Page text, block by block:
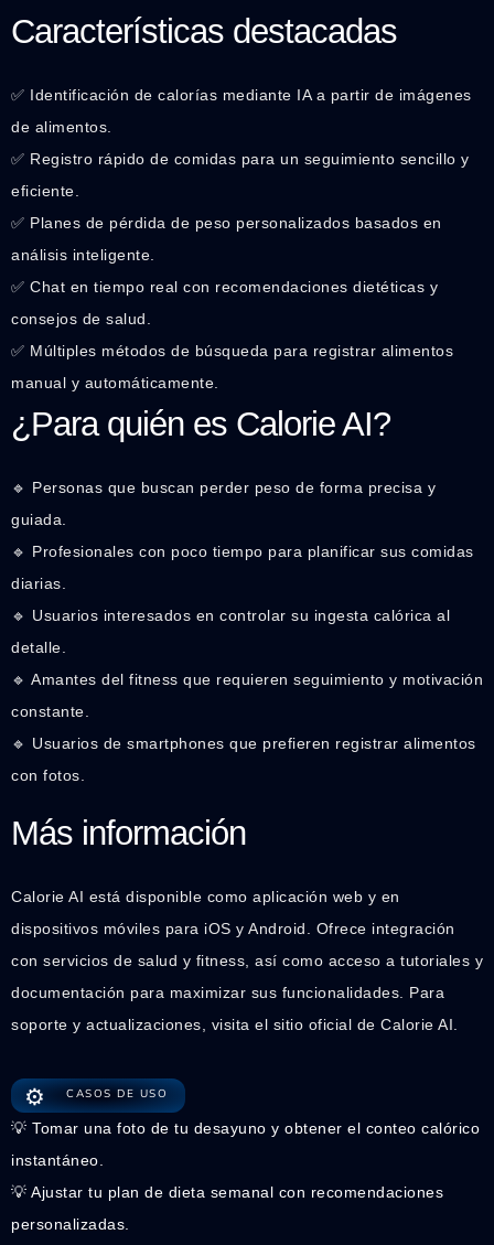
Características destacadas
✅ Identificación de calorías mediante IA a partir de imágenes
de alimentos.
✅ Registro rápido de comidas para un seguimiento sencillo y
eficiente.
✅ Planes de pérdida de peso personalizados basados en
análisis inteligente.
✅ Chat en tiempo real con recomendaciones dietéticas y
consejos de salud.
✅ Múltiples métodos de búsqueda para registrar alimentos
manual y automáticamente.
¿Para quién es Calorie AI?
🔹 Personas que buscan perder peso de forma precisa y
guiada.
🔹 Profesionales con poco tiempo para planificar sus comidas
diarias.
🔹 Usuarios interesados en controlar su ingesta calórica al
detalle.
🔹 Amantes del fitness que requieren seguimiento y motivación
constante.
🔹 Usuarios de smartphones que prefieren registrar alimentos
con fotos.
Más información
Calorie AI está disponible como aplicación web y en
dispositivos móviles para iOS y Android. Ofrece integración
con servicios de salud y fitness, así como acceso a tutoriales y
documentación para maximizar sus funcionalidades. Para
soporte y actualizaciones, visita el sitio oficial de Calorie AI.
⚙️ CASOS DE USO
💡 Tomar una foto de tu desayuno y obtener el conteo calórico
instantáneo.
💡 Ajustar tu plan de dieta semanal con recomendaciones
personalizadas.